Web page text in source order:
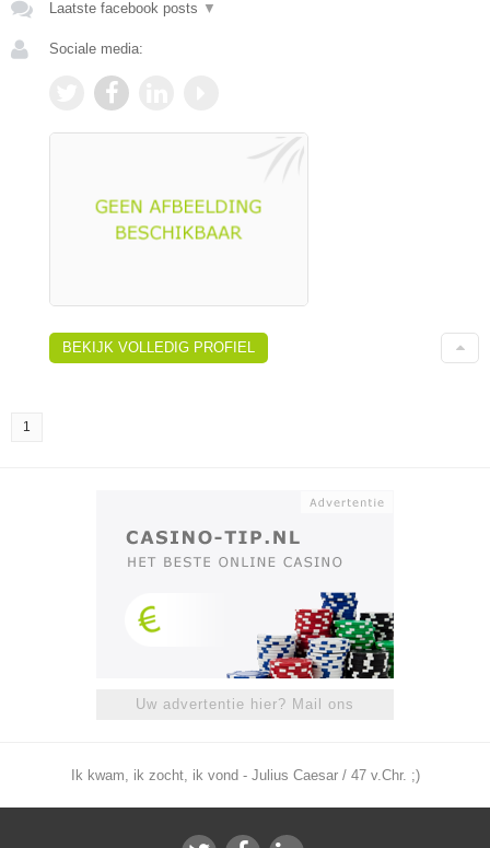
Laatste facebook posts ▼
Sociale media:
BEKIJK VOLLEDIG PROFIEL
1
Uw advertentie hier? Mail ons
Ik kwam, ik zocht, ik vond - Julius Caesar / 47 v.Chr. ;)